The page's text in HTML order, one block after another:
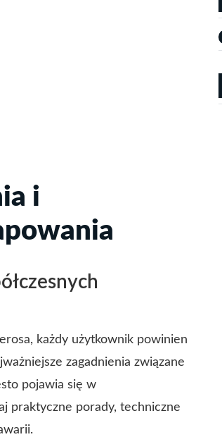
i
każdy użytkownik powinien
zagadnienia związane
pojawia się w
praktyczne porady, techniczne